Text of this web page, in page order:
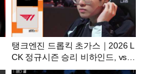
탱크엔진 드롭킥 초가스｜2026 L
CK 정규시즌 승리 비하인드, vs T
1